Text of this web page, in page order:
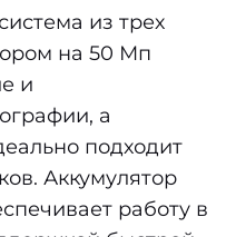
из трех
на 50 Мп
и
а
подходит
Аккумулятор
работу в